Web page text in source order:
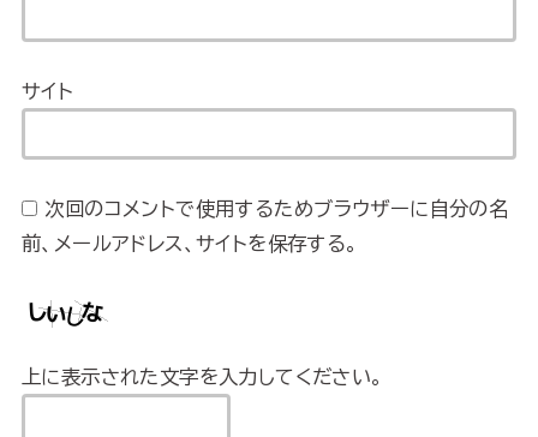
サイト
次回のコメントで使用するためブラウザーに自分の名
前、メールアドレス、サイトを保存する。
上に表示された文字を入力してください。